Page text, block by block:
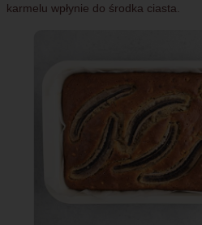
karmelu wpłynie do środka ciasta.